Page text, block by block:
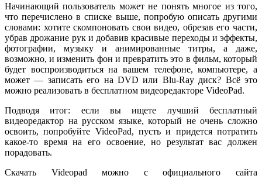
Начинающий пользователь может не понять многое из того,
что перечислено в списке выше, попробую описать другими
словами: хотите скомпоновать свои видео, обрезав его части,
убрав дрожание рук и добавив красивые переходы и эффекты,
фотографии, музыку и анимированные титры, а даже,
возможно, и изменить фон и превратить это в фильм, который
будет воспроизводиться на вашем телефоне, компьютере, а
может — записать его на DVD или Blu-Ray диск? Всё это
можно реализовать в бесплатном видеоредакторе VideoPad.
Подводя итог: если вы ищете лучший бесплатный
видеоредактор на русском языке, который не очень сложно
освоить, попробуйте VideoPad, пусть и придется потратить
какое-то время на его освоение, но результат вас должен
порадовать.
Скачать Videopad можно с официального сайта